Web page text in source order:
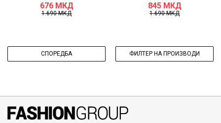
676 МКД
1.690МКД
845 МКД
1.690МКД
СПОРЕДБА ФИЛТЕР НА ПРОИЗВОДИ